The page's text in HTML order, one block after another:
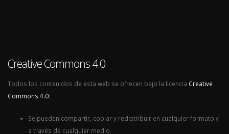
Creative Commons 4.0
Todos los contenidos de esta web se ofrecen bajo la licencia Creative
Commons 4.0:
Se pueden compartir, copiar y redistribuir en cualquier formato y
a través de cualquier medio.